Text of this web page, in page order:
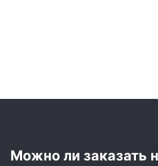
Можно ли заказать